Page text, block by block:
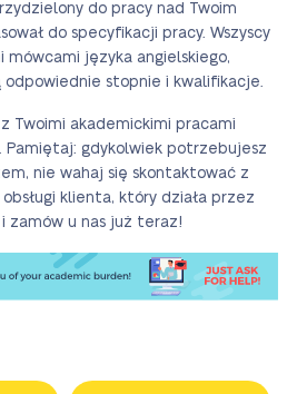
do pracy nad Twoim
do specyfikacji pracy. Wszyscy
mówcami języka angielskiego,
odpowiednie stopnie i kwalifikacje.
Twoimi akademickimi pracami
Pamiętaj: gdykolwiek potrzebujesz
nie wahaj się skontaktować z
klienta, który działa przez
zamów u nas już teraz!